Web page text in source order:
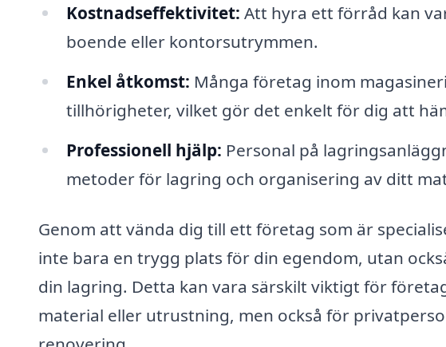
Kostnadseffektivitet: Att hyra ett förråd kan
boende eller kontorsutrymmen.
Enkel åtkomst: Många företag inom
tillhörigheter, vilket gör det enkelt för dig att
Professionell hjälp: Personal på
metoder för lagring och organisering av ditt
Genom att vända dig till ett företag som är
inte bara en trygg plats för din egendom, utan
din lagring. Detta kan vara särskilt viktigt för
material eller utrustning, men också för